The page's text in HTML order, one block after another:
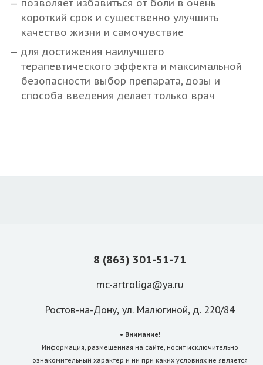
позволяет избавиться от боли в очень
короткий срок и существенно улучшить
качество жизни и самочувствие
для достижения наилучшего
терапевтического эффекта и максимальной
безопасности выбор препарата, дозы и
способа введения делает только врач
8 (863) 301-51-71
mc-artroliga@ya.ru
Ростов-на-Дону, ул. Малюгиной, д. 220/84
• Внимание!
Информация, размещенная на сайте, носит исключительно
ознакомительный характер и ни при каких условиях не является